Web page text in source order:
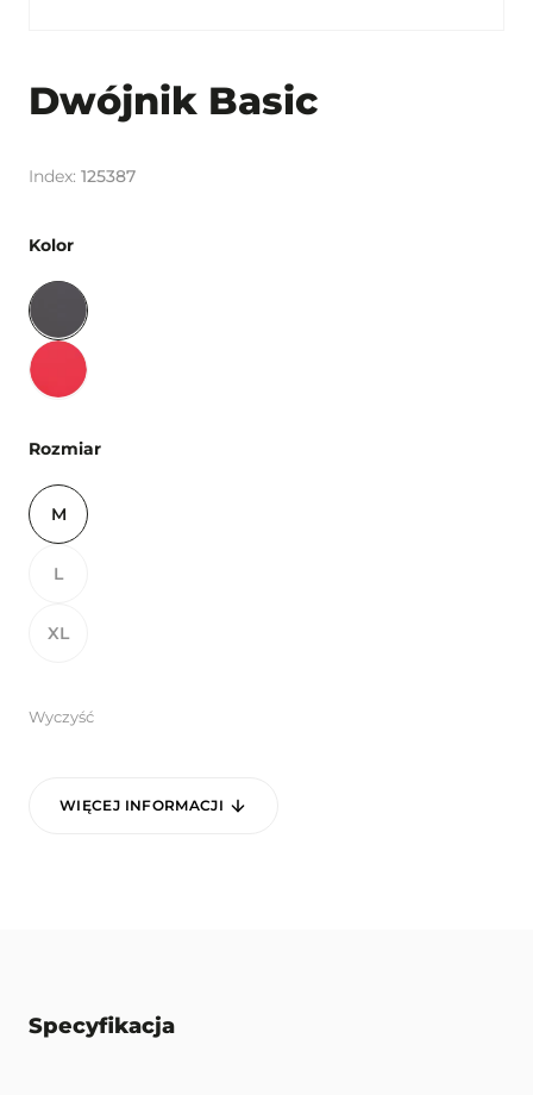
Dwójnik Basic
125387
Kolor
Rozmiar
M
L
XL
Wyczyść
WIĘCEJ INFORMACJI
Specyfikacja